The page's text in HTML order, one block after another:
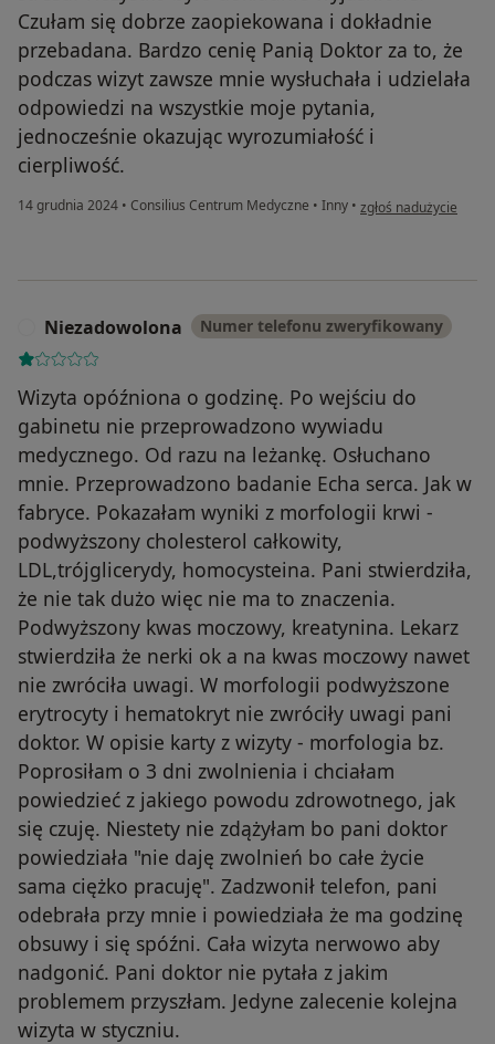
Czułam się dobrze zaopiekowana i dokładnie
przebadana. Bardzo cenię Panią Doktor za to, że
podczas wizyt zawsze mnie wysłuchała i udzielała
odpowiedzi na wszystkie moje pytania,
jednocześnie okazując wyrozumiałość i
cierpliwość.
14 grudnia 2024 • Consilius Centrum Medyczne • Inny • w opinii użytkownika
zgłoś nadużycie
Niezadowolona Numer telefonu zweryfikowany
Wizyta opóźniona o godzinę. Po wejściu do
gabinetu nie przeprowadzono wywiadu
medycznego. Od razu na leżankę. Osłuchano
mnie. Przeprowadzono badanie Echa serca. Jak w
fabryce. Pokazałam wyniki z morfologii krwi -
podwyższony cholesterol całkowity,
LDL,trójglicerydy, homocysteina. Pani stwierdziła,
że nie tak dużo więc nie ma to znaczenia.
Podwyższony kwas moczowy, kreatynina. Lekarz
stwierdziła że nerki ok a na kwas moczowy nawet
nie zwróciła uwagi. W morfologii podwyższone
erytrocyty i hematokryt nie zwróciły uwagi pani
doktor. W opisie karty z wizyty - morfologia bz.
Poprosiłam o 3 dni zwolnienia i chciałam
powiedzieć z jakiego powodu zdrowotnego, jak
się czuję. Niestety nie zdążyłam bo pani doktor
powiedziała "nie daję zwolnień bo całe życie
sama ciężko pracuję". Zadzwonił telefon, pani
odebrała przy mnie i powiedziała że ma godzinę
obsuwy i się spóźni. Cała wizyta nerwowo aby
nadgonić. Pani doktor nie pytała z jakim
problemem przyszłam. Jedyne zalecenie kolejna
wizyta w styczniu.